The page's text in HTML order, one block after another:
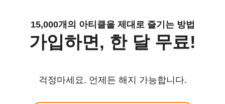
15,000개의 아티클을 제대로 즐기는 방법
가입하면, 한 달 무료!
걱정마세요. 언제든 해지 가능합니다.